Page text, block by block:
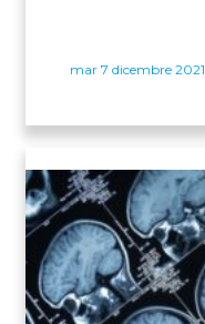
mar 7 dicembre 2021